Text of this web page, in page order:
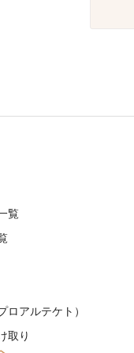
覧
ロアルテケト）
取り